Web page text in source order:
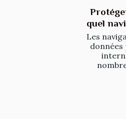
quel
Les
données